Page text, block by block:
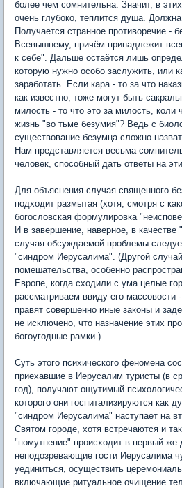
более чем сомнительна. Значит, в
очень глубоко, теплится душа.
Получается странное противоречие -
Всевышнему, причём принадлежит
к себе". Дальше остаётся лишь
которую нужно особо заслужить, или
заработать. Если кара - то за что
как известно, тоже могут быть
милость - то что это за милость, коли
жизнь "во тьме безумия"? Ведь с
существование безумца сложно
Нам представляется весьма
человек, способный дать ответы на
Для объяснения случая священного
подходит размытая (хотя, смотря с
богословская формулировка
И в завершение, наверное, в качестве
случая обсуждаемой проблемы
"синдром Иерусалима". (Другой случай
помешательства, особенно
Европе, когда сходили с ума целые
рассматриваем ввиду его массовости
правят совершенно иные законы и
не исключено, что назначение этих
богоугодные рамки.)
Суть этого психического феномена
приехавшие в Иерусалим туристы (в
год), получают ощутимый
которого они госпитализируются как
"синдром Иерусалима" наступает на
Святом городе, хотя встречаются и
"помутнение" происходит в первый же
неподозревающие гости Иерусалима
уединиться, осуществить
включающие ритуальное очищение